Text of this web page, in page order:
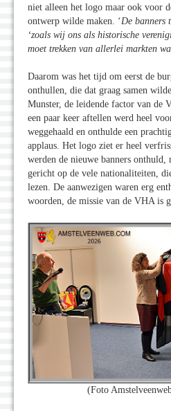
niet alleen het logo maar ook voor
ontwerp wilde maken. ‘De banners
‘zoals wij ons als historische
moet trekken van allerlei markten
Daarom was het tijd om eerst de
onthullen, die dat graag samen
Munster, de leidende factor van de
een paar keer aftellen werd heel
weggehaald en onthulde een
applaus. Het logo ziet er heel
werden de nieuwe banners onthuld,
gericht op de vele nationaliteiten,
lezen. De aanwezigen waren erg
woorden, de missie van de VHA is
(Foto